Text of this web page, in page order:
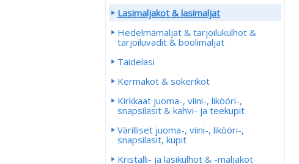
Lasimaljakot & lasimaljat
Hedelmämaljat & tarjoilukulhot &
tarjoiluvadit & boolimaljat
Taidelasi
Kermakot & sokerikot
Kirkkaat juoma-, viini-, likööri-,
snapsilasit & kahvi- ja teekupit
Värilliset juoma-, viini-, likööri-,
snapsilasit, kupit
Kristalli- ja lasikulhot & -maljakot